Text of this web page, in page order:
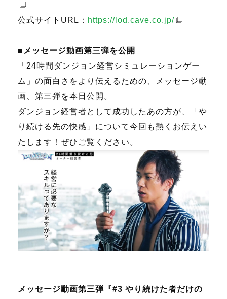
公式サイトURL： https://lod.cave.co.jp/
■メッセージ動画第三弾を公開
「24時間ダンジョン経営シミュレーションゲー
ム」の面白さをより伝えるための、メッセージ動
画、第三弾を本日公開。
ダンジョン経営者として成功したあの方が、「や
り続ける先の快感」について今回も熱くお伝えい
たします！ぜひご覧ください。
メッセージ動画第三弾『#3 やり続けた者だけの